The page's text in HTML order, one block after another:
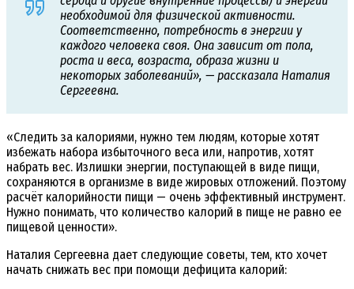
необходимой для физической активности.
Соответственно, потребность в энергии у
каждого человека своя. Она зависит от пола,
роста и веса, возраста, образа жизни и
некоторых заболеваний», — рассказала Наталия
Сергеевна.
«Следить за калориями, нужно тем людям, которые хотят
избежать набора избыточного веса или, напротив, хотят
набрать вес. Излишки энергии, поступающей в виде пищи,
сохраняются в организме в виде жировых отложений. Поэтому
расчёт калорийности пищи — очень эффективный инструмент.
Нужно понимать, что количество калорий в пище не равно ее
пищевой ценности».
Наталия Сергеевна дает следующие советы, тем, кто хочет
начать снижать вес при помощи дефицита калорий: